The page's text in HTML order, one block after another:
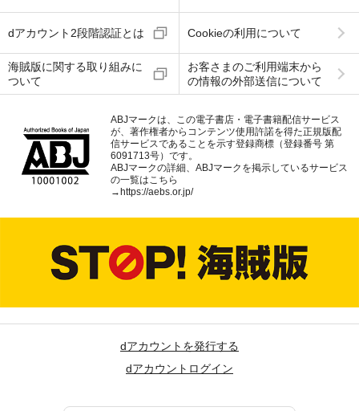
dアカウント2段階認証とは Cookieの利用について
海賊版に関する取り組みに
ついて
お客さまのご利用端末から
の情報の外部送信について
ABJマークは、この電子書店・電子書籍配信サービス
が、著作権者からコンテンツ使用許諾を得た正規版配
信サービスであることを示す登録商標（登録番号 第
6091713号）です。
ABJマークの詳細、ABJマークを掲示しているサービス
の一覧はこちら
→ https://aebs.or.jp/
dアカウントを発行する
dアカウントログイン